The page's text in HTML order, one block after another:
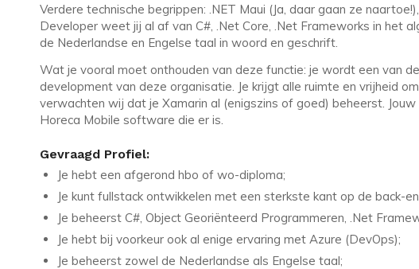
Verdere technische begrippen: .NET Maui (Ja, daar gaan ze
Developer weet jij al af van C#, .Net Core, .Net Frameworks in het
de Nederlandse en Engelse taal in woord en geschrift.
Wat je vooral moet onthouden van deze functie: je wordt een van
development van deze organisatie. Je krijgt alle ruimte en vrijheid
verwachten wij dat je Xamarin al (enigszins of goed) beheerst.
Horeca Mobile software die er is.
Gevraagd Profiel:
Je hebt een afgerond hbo of wo-diploma;
Je kunt fullstack ontwikkelen met een sterkste kant op de back-
Je beheerst C#, Object Georiënteerd Programmeren, .Net
Je hebt bij voorkeur ook al enige ervaring met Azure (DevOps);
Je beheerst zowel de Nederlandse als Engelse taal;